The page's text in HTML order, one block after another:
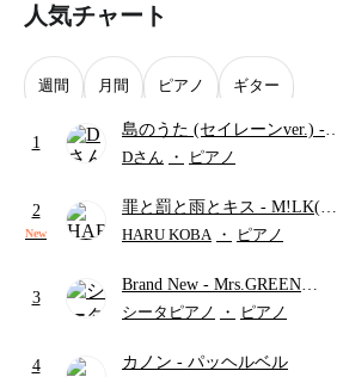
人気チャート
週間 月間 ピアノ ギター
1
島のうた (セイレーンver.) -
セイレーン(CV.鈴木みのり)
ード・ペダル付き/『映画ちい
かわ 人魚の島のひみつ』よ
Dさん ・ ピアノ
2
New
罪と罰と雨とキス - M!LK(佐
野勇斗&吉田仁人)
HARU KOBA ・ ピアノ
3
Brand New - Mrs.GREEN
APPLE
シータピアノ ・ ピアノ
4 カノン - パッヘルベル